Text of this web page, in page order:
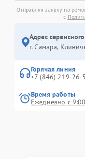
Отправляя заявку на
с
Адрес
г. Самара,
Горячая линия
+7 (846) 219-26-
Время работы
Ежедневно с